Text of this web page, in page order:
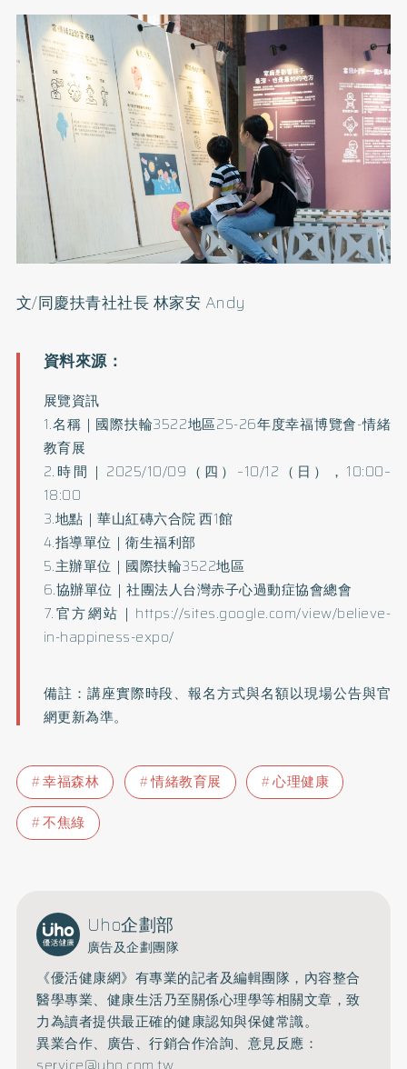
文/同慶扶青社社長 林家安 Andy
展覽資訊
1.名稱｜國際扶輪3522地區25-26年度幸福博覽會-情緒
教育展
2.時間｜2025/10/09（四）–10/12（日），10:00–
18:00
3.地點｜華山紅磚六合院 西1館
4.指導單位｜衛生福利部
5.主辦單位｜國際扶輪3522地區
6.協辦單位｜社團法人台灣赤子心過動症協會總會
7.官方網站｜ https://sites.google.com/view/believe-
in-happiness-expo/
備註：講座實際時段、報名方式與名額以現場公告與官
網更新為準。
幸福森林 情緒教育展
心理健康
不焦綠
Uho企劃部
廣告及企劃團隊
《優活健康網》有專業的記者及編輯團隊，內容整合
醫學專業、健康生活乃至關係心理學等相關文章，致
力為讀者提供最正確的健康認知與保健常識。
異業合作、廣告、行銷合作洽詢、意見反應：